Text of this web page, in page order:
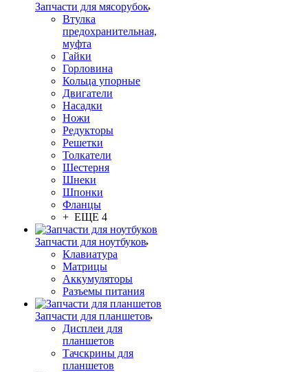
Запчасти для мясорубок
Втулка
предохранительная,
муфта
Гайки
Горловина
Кольца упорные
Двигатели
Насадки
Ножи
Редукторы
Решетки
Толкатели
Шестерня
Шнеки
Шпонки
Фланцы
+ ЕЩЕ 4
Запчасти для ноутбуков
Клавиатура
Матрицы
Аккумуляторы
Разъемы питания
Запчасти для планшетов
Дисплеи для
планшетов
Тачскрины для
планшетов